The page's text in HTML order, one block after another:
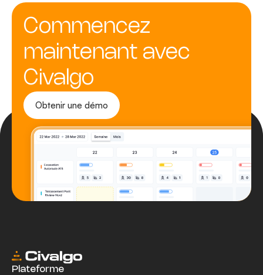
Commencez
maintenant avec
Civalgo
Obtenir une démo
Plateforme